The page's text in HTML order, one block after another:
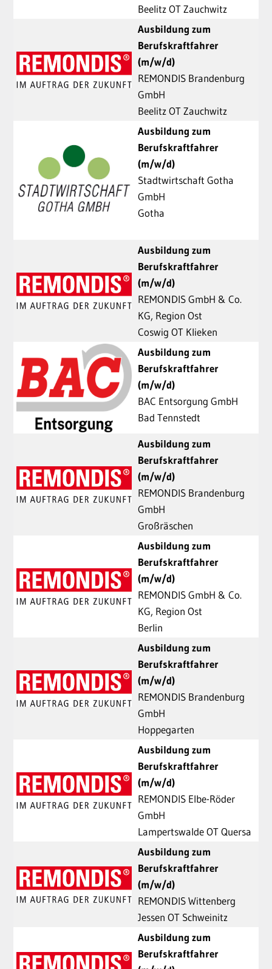
Beelitz OT Zauchwitz
Ausbildung zum
Berufskraftfahrer
(m/w/d)
REMONDIS Brandenburg
GmbH
Beelitz OT Zauchwitz
Ausbildung zum
Berufskraftfahrer
(m/w/d)
Stadtwirtschaft Gotha
GmbH
Gotha
Ausbildung zum
Berufskraftfahrer
(m/w/d)
REMONDIS GmbH & Co.
KG, Region Ost
Coswig OT Klieken
Ausbildung zum
Berufskraftfahrer
(m/w/d)
BAC Entsorgung GmbH
Bad Tennstedt
Ausbildung zum
Berufskraftfahrer
(m/w/d)
REMONDIS Brandenburg
GmbH
Großräschen
Ausbildung zum
Berufskraftfahrer
(m/w/d)
REMONDIS GmbH & Co.
KG, Region Ost
Berlin
Ausbildung zum
Berufskraftfahrer
(m/w/d)
REMONDIS Brandenburg
GmbH
Hoppegarten
Ausbildung zum
Berufskraftfahrer
(m/w/d)
REMONDIS Elbe-Röder
GmbH
Lampertswalde OT Quersa
Ausbildung zum
Berufskraftfahrer
(m/w/d)
REMONDIS Wittenberg
Jessen OT Schweinitz
Ausbildung zum
Berufskraftfahrer